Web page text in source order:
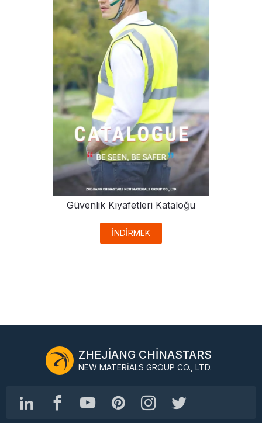
Güvenlik Kıyafetleri Kataloğu
İNDİRMEK
ZHEJIANG CHINASTARS
NEW MATERIALS GROUP CO., LTD.